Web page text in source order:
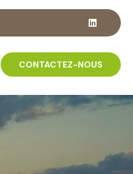
CONTACTEZ-NOUS